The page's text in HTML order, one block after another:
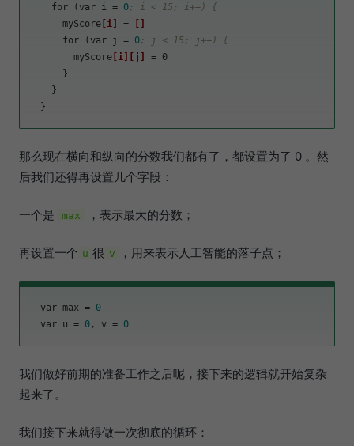
    for (var
i = 0; i < 15; i++) {
      myScore
[i] =
[]
      for (var
j = 0; j < 15; j++) {
        myScore
[i] [j]
= 0
      }
    }
那么现在横向和纵向的分数我们都有了，都设置为了 0 。然
后我们还得再设置几个字段：
一个是 max ，表示最大的分数；
再设置一个 u 很 v ，用来表示人工智能的落子点；
  var
max = 0
  var
u = 0 , v = 0
我们做好前期的准备工作之后呢，接下来的逻辑就开始复杂
起来了。
我们接下来就得做一次彻底的循环：